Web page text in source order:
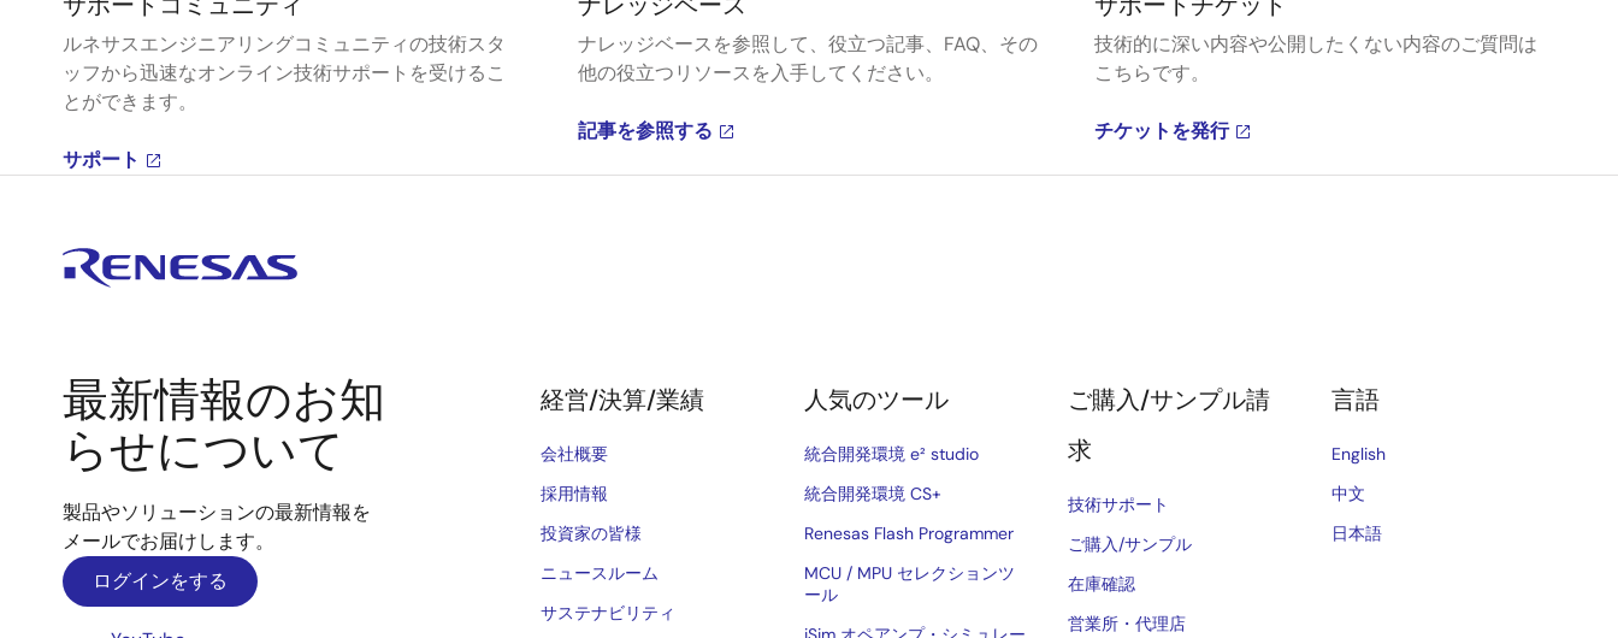
ルネサスエンジニアリングコミュニティの技術スタ
ッフから迅速なオンライン技術サポートを受けるこ
とができます。
サポート
ナレッジベースを参照して、役立つ記事、FAQ、その
他の役立つリソースを入手してください。
記事を参照する
技術的に深い内容や公開したくない内容のご質問は
こちらです。
チケットを発行
最新情報のお知
らせについて
製品やソリューションの最新情報を
メールでお届けします。
ログインをする
経営/決算/業績
会社概要
採用情報
投資家の皆様
ニュースルーム
サステナビリティ
人気のツール
統合開発環境 e² studio
統合開発環境 CS+
Renesas Flash Programmer
MCU / MPU セレクションツ
ール
ご購入/サンプル請
求
技術サポート
ご購入/サンプル
在庫確認
営業所・代理店
言語
English
中文
日本語